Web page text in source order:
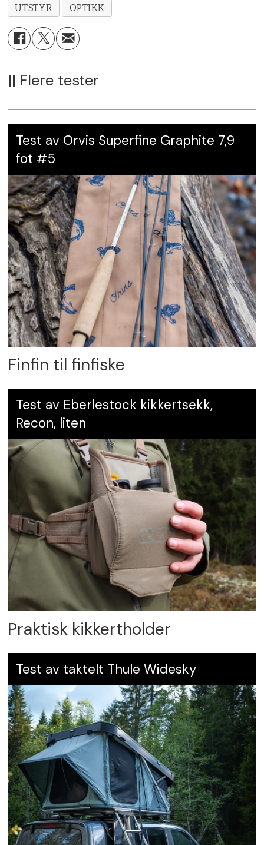
UTSTYR
OPTIKK
|| Flere tester
Test av Orvis Superfine Graphite 7,9
fot #5
Finfin til finfiske
Test av Eberlestock kikkertsekk,
Recon, liten
Praktisk kikkertholder
Test av taktelt Thule Widesky